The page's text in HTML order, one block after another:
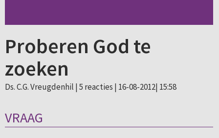
Proberen God te
zoeken
Ds. C.G. Vreugdenhil | 5 reacties | 16-08-2012| 15:58
VRAAG